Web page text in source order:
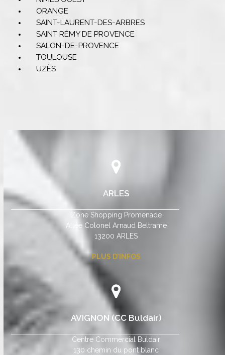
ORANGE
SAINT-LAURENT-DES-ARBRES
SAINT RÉMY DE PROVENCE
SALON-DE-PROVENCE
TOULOUSE
UZÈS
ARLES
Zone Shopping Promenade
Allée Colonel Arnaud Beltrame
13200 ARLES
PLUS D’INFOS
AVIGNON (CC Buldair)
Centre Commercial Buldair
130 chemin du pont blanc